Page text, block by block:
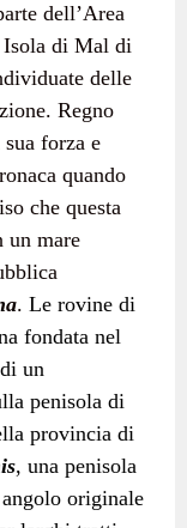
dell’Area
Isola di Mal di
delle
Regno
forza e
quando
che questa
un mare
.Le rovine di
fondata nel
un
penisola di
provincia di
, una penisola
originale